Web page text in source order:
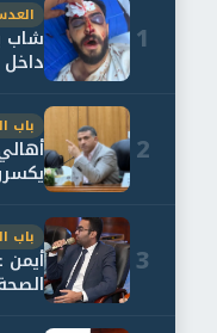
1 شاب
داخل
2
باب
3
باب